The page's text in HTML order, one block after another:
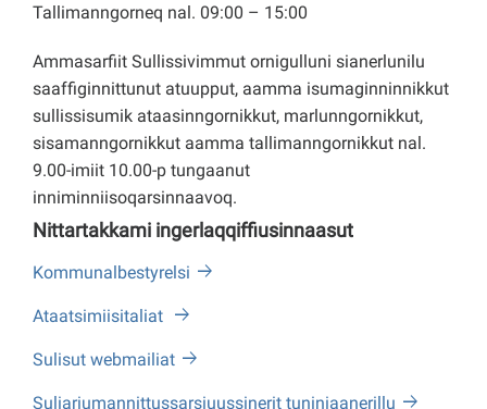
Tallimanngorneq nal. 09:00 – 15:00
Ammasarfiit Sullissivimmut ornigulluni sianerlunilu
saaffiginnittunut atuupput, aamma isumaginninnikkut
sullissisumik ataasinngornikkut, marlunngornikkut,
sisamanngornikkut aamma tallimanngornikkut nal.
9.00-imiit 10.00-p tungaanut
inniminniisoqarsinnaavoq.
Nittartakkami ingerlaqqiffiusinnaasut
Kommunalbestyrelsi
Ataatsimiisitaliat
Sulisut webmailiat
Suliariumannittussarsiuussinerit tuniniaanerillu